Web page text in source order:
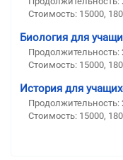
Стоимость: 15000,
Биология для
Продолжительность:
Стоимость: 15000,
История для
Продолжительность:
Стоимость: 15000,